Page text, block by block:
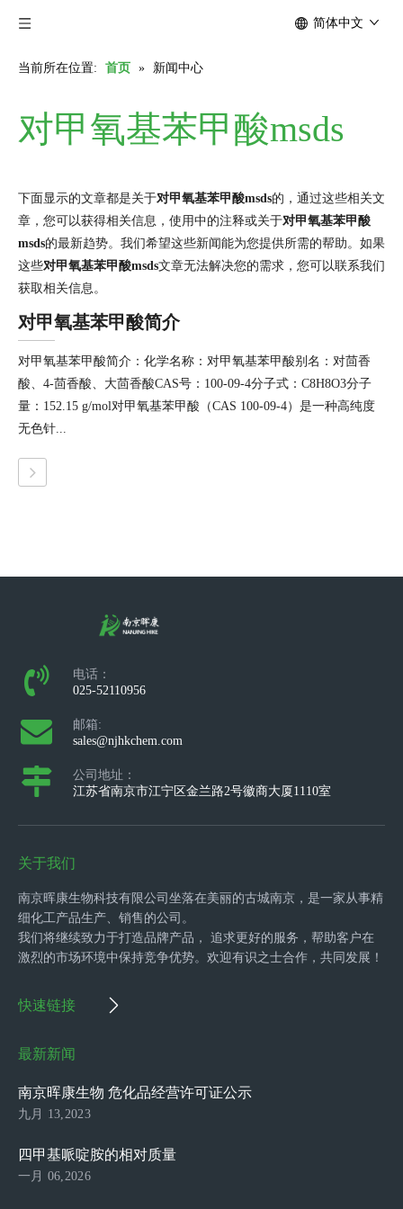
简体中文
当前所在位置: 首页 » 新闻中心
对甲氧基苯甲酸msds
下面显示的文章都是关于对甲氧基苯甲酸msds的，通过这些相关文
章，您可以获得相关信息，使用中的注释或关于对甲氧基苯甲酸
msds的最新趋势。我们希望这些新闻能为您提供所需的帮助。如果
这些对甲氧基苯甲酸msds文章无法解决您的需求，您可以联系我们
获取相关信息。
对甲氧基苯甲酸简介
对甲氧基苯甲酸简介：化学名称：对甲氧基苯甲酸别名：对茴香
酸、4-茴香酸、大茴香酸CAS号：100-09-4分子式：C8H8O3分子
量：152.15 g/mol对甲氧基苯甲酸（CAS 100-09-4）是一种高纯度
无色针...
电话：
025-52110956
邮箱:
sales@njhkchem.com
公司地址：
江苏省南京市江宁区金兰路2号徽商大厦1110室
关于我们
南京晖康生物科技有限公司坐落在美丽的古城南京，是一家从事精
细化工产品生产、销售的公司。
我们将继续致力于打造品牌产品， 追求更好的服务，帮助客户在
激烈的市场环境中保持竞争优势。欢迎有识之士合作，共同发展！
快速链接
最新新闻
南京晖康生物 危化品经营许可证公示
九月 13,2023
四甲基哌啶胺的相对质量
一月 06,2026